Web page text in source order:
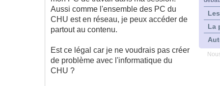
La
Aussi comme l'ensemble des PC du
CHU est en réseau, je peux accéder de
partout au contenu.
Est ce légal car je ne voudrais pas créer
de problème avec l'informatique du
CHU ?